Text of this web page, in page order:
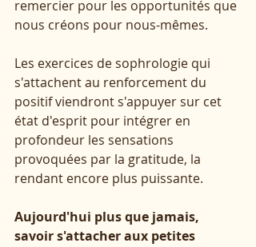
remercier pour les opportunités que
nous créons pour nous-mêmes.
Les exercices de sophrologie qui
s'attachent au renforcement du
positif viendront s'appuyer sur cet
état d'esprit pour intégrer en
profondeur les sensations
provoquées par la gratitude, la
rendant encore plus puissante.
Aujourd'hui plus que jamais,
savoir s'attacher aux petites